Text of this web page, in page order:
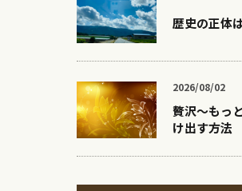
歴史の正体
2026/08/02
贅沢〜もっ
け出す方法